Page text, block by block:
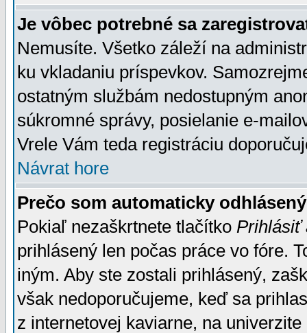
Je vôbec potrebné sa
Nemusíte. Všetko záleží na
ku vkladaniu príspevkov.
ostatným službám nedostupným
súkromné správy, posielanie e-
Vrele Vám teda registráciu
Návrat hore
Prečo som automaticky
Pokiaľ nezaškrtnete tlačítko Prihlásiť
prihlásený len počas práce vo fóre.
iným. Aby ste zostali prihlásený,
však nedoporučujeme, keď sa
z internetovej kaviarne, na univerzite